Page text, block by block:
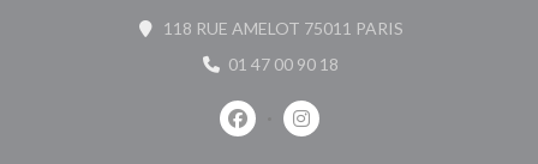
118 RUE AMELOT 75011 PARIS((abre numa nova
01 47 00 90 18
Facebook ((abre numa nova janela))
Instagram ((abre numa nova